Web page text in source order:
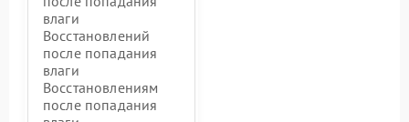
влаги
Восстановлений
после попадания
влаги
Восстановлениям
после попадания